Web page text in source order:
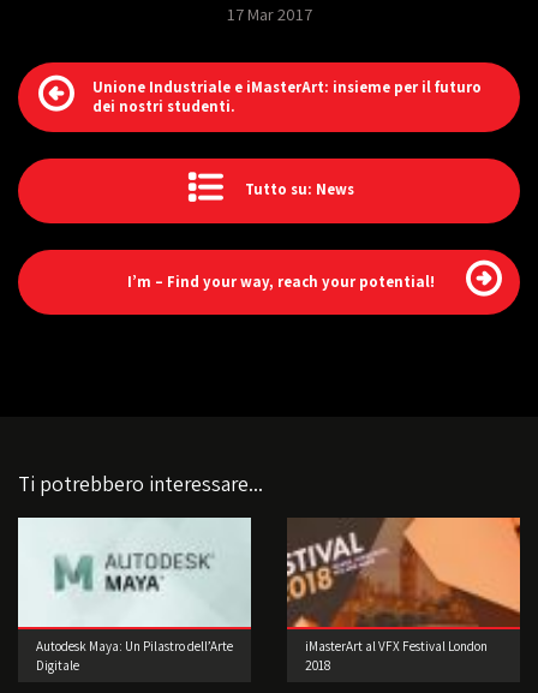
17 Mar 2017
Unione Industriale e iMasterArt: insieme per il futuro
dei nostri studenti.
Tutto su: News
I’m – Find your way, reach your potential!
Ti potrebbero interessare...
Autodesk Maya: Un Pilastro dell’Arte
Digitale
iMasterArt al VFX Festival London
2018